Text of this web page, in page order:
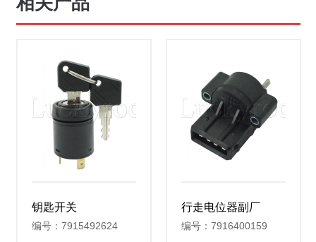
钥匙开关
编号：7915492624
行走电位器副厂
编号：7916400159